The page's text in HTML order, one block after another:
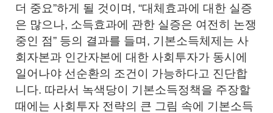
더 중요”하게 될 것이며, “대체효과에 대한 실증
은 많으나, 소득효과에 관한 실증은 여전히 논쟁
중인 점” 등의 결과를 들며, 기본소득체제는 사
회자본과 인간자본에 대한 사회투자가 동시에
일어나야 선순환의 조건이 가능하다고 진단합
니다. 따라서 녹색당이 기본소득정책을 주장할
때에는 사회투자 전략의 큰 그림 속에 기본소득